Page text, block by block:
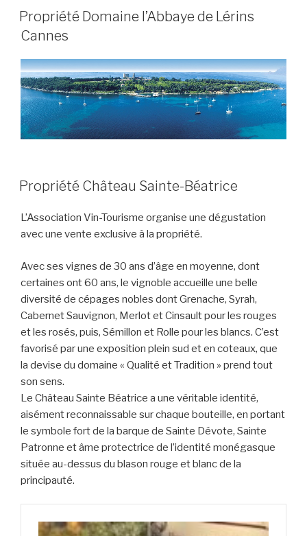
PUBLIÉ
LE
Propriété Domaine l’Abbaye de Lérins
Cannes
PUBLIÉ
LE
Propriété Château Sainte-Béatrice
L’Association Vin-Tourisme organise une dégustation
avec une vente exclusive à la propriété.
Avec ses vignes de 30 ans d’âge en moyenne, dont
certaines ont 60 ans, le vignoble accueille une belle
diversité de cépages nobles dont Grenache, Syrah,
Cabernet Sauvignon, Merlot et Cinsault pour les rouges
et les rosés, puis, Sémillon et Rolle pour les blancs. C’est
favorisé par une exposition plein sud et en coteaux, que
la devise du domaine « Qualité et Tradition » prend tout
son sens.
Le Château Sainte Béatrice a une véritable identité,
aisément reconnaissable sur chaque bouteille, en portant
le symbole fort de la barque de Sainte Dévote, Sainte
Patronne et âme protectrice de l’identité monégasque
située au-dessus du blason rouge et blanc de la
principauté.